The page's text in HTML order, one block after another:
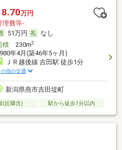
万円
理費等-
51万円
なし
積230m2
年4月(築46年5ヶ月)
ＪＲ越後線 吉田駅 徒歩1分
の他の交通
新潟県燕市吉田堤町
(近隣含) 駅から徒歩1分以内